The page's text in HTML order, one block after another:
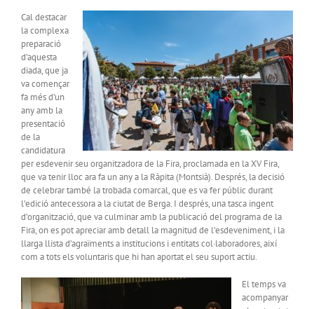
Cal destacar
la complexa
preparació
d’aquesta
diada, que ja
va començar
fa més d’un
any amb la
presentació
de la
candidatura
per esdevenir seu organitzadora de la Fira, proclamada en la XV Fira,
que va tenir lloc ara fa un any a la Ràpita (Montsià). Després, la decisió
de celebrar també la trobada comarcal, que es va fer públic durant
l’edició antecessora a la ciutat de Berga. I després, una tasca ingent
d’organització, que va culminar amb la publicació del programa de la
Fira, on es pot apreciar amb detall la magnitud de l’esdeveniment, i la
llarga llista d’agraïments a institucions i entitats col·laboradores, així
com a tots els voluntaris que hi han aportat el seu suport actiu.
El temps va
acompanyar